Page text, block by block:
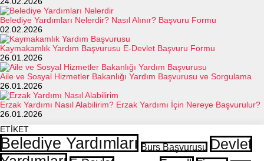
Belediye Yardımları Nelerdir? Nasıl Alınır? Başvuru Formu
02.02.2026
Kaymakamlık Yardım Başvurusu E-Devlet Başvuru Formu
26.01.2026
Aile ve Sosyal Hizmetler Bakanlığı Yardım Başvurusu ve Sorgulama
26.01.2026
Erzak Yardımı Nasıl Alabilirim? Erzak Yardımı İçin Nereye Başvurulur?
26.01.2026
ETİKET
Belediye Yardımları Burs Başvurusu Devlet